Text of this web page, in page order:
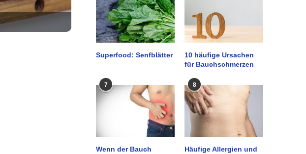
Superfood: Senfblätter
10 häufige Ursachen
für Bauchschmerzen
7
Wenn der Bauch
8
Häufige Allergien und